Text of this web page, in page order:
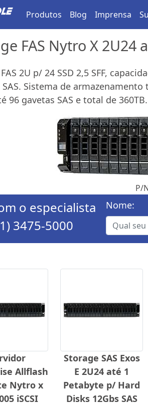
Produtos Blog Imprensa
FAS Nytro X 2U24
2U p/ 24 SSD 2,5 SFF,
SAS. Sistema de
96 gavetas SAS e total de 360TB.
P/
o especialista
3475-5000
Nome:
Allflash
Nytro x
iSCSI
Storage SAS Exos
E 2U24 até 1
Petabyte p/ Hard
Disks 12Gbs SAS